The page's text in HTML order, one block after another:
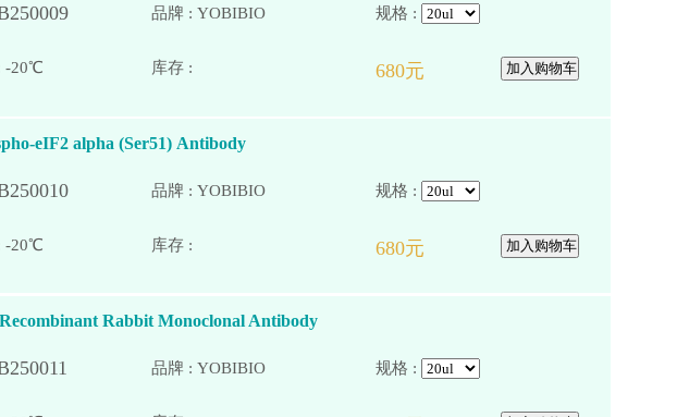
品牌 : YOBIBIO 规格 :
-20℃
eIF2 alpha (Ser51) Antibody
品牌 : YOBIBIO 规格 :
-20℃
Rabbit Monoclonal Antibody
品牌 : YOBIBIO 规格 :